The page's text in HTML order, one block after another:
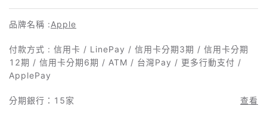
品牌名稱 :Apple
付款方式 : 信用卡 / LinePay / 信用卡分期3期 / 信用卡分期
12期 / 信用卡分期6期 / ATM / 台灣Pay / 更多行動支付 /
ApplePay
分期銀行： 15家 查看